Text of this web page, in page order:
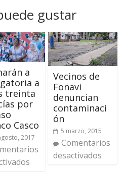
gustar
a
a
treinta
por
Casco
2017
Vecinos de
Fonavi
denuncian
contaminaci
ón
5 marzo, 2015
Comentarios
desactivados